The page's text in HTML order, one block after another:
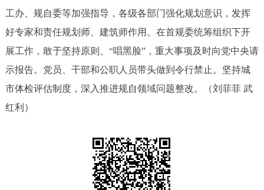
工办、规自委等加强指导，各级各部门强化规划意识，发挥
好专家和责任规划师、建筑师作用。在首规委统筹组织下开
展工作，敢于坚持原则、“唱黑脸”，重大事项及时向党中央请
示报告。党员、干部和公职人员带头做到令行禁止。坚持城
市体检评估制度，深入推进规自领域问题整改。（刘菲菲 武
红利）